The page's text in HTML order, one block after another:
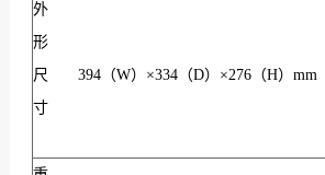
外
形
尺
寸
394（W）×334（D）×276（H）mm